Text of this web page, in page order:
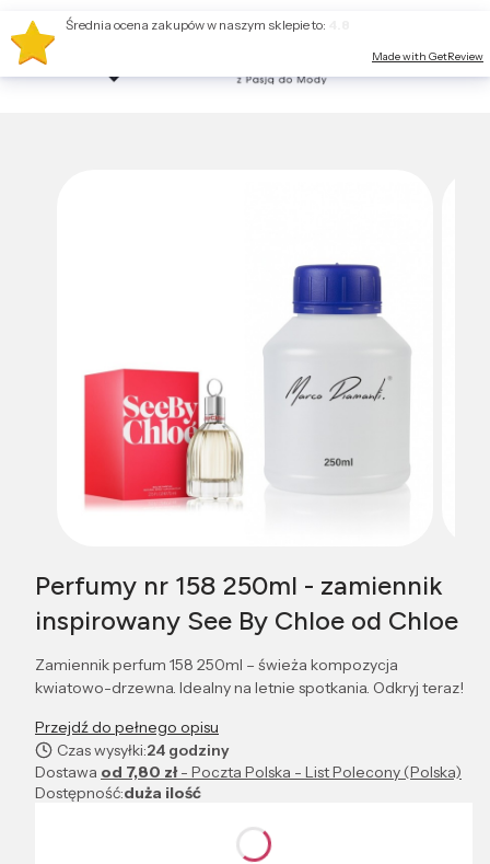
Perfumy nr 158 250ml - zamiennik
inspirowany See By Chloe od Chloe
Zamiennik perfum 158 250ml – świeża kompozycja
kwiatowo-drzewna. Idealny na letnie spotkania. Odkryj teraz!
Przejdź do pełnego opisu
Czas wysyłki:24 godziny
Dostawa od 7,80 zł- Poczta Polska - List Polecony (Polska)
Dostępność:duża ilość
Poszczególne warianty mogą różnić się ceną
Średnia ocena zakupów w naszym sklepie to:
Made with GetReview